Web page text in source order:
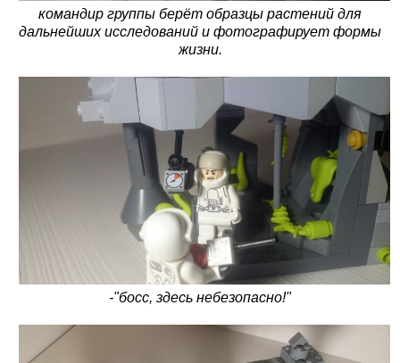
командир группы берёт образцы растений для
дальнейших исследований и фотографирует формы
жизни.
-"босс, здесь небезопасно!"